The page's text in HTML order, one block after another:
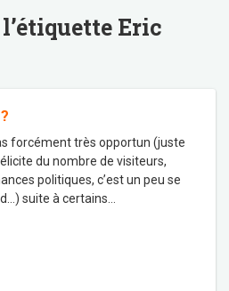
Eric
forcément très opportun (juste
du nombre de visiteurs,
politiques, c’est un peu se
suite à certains